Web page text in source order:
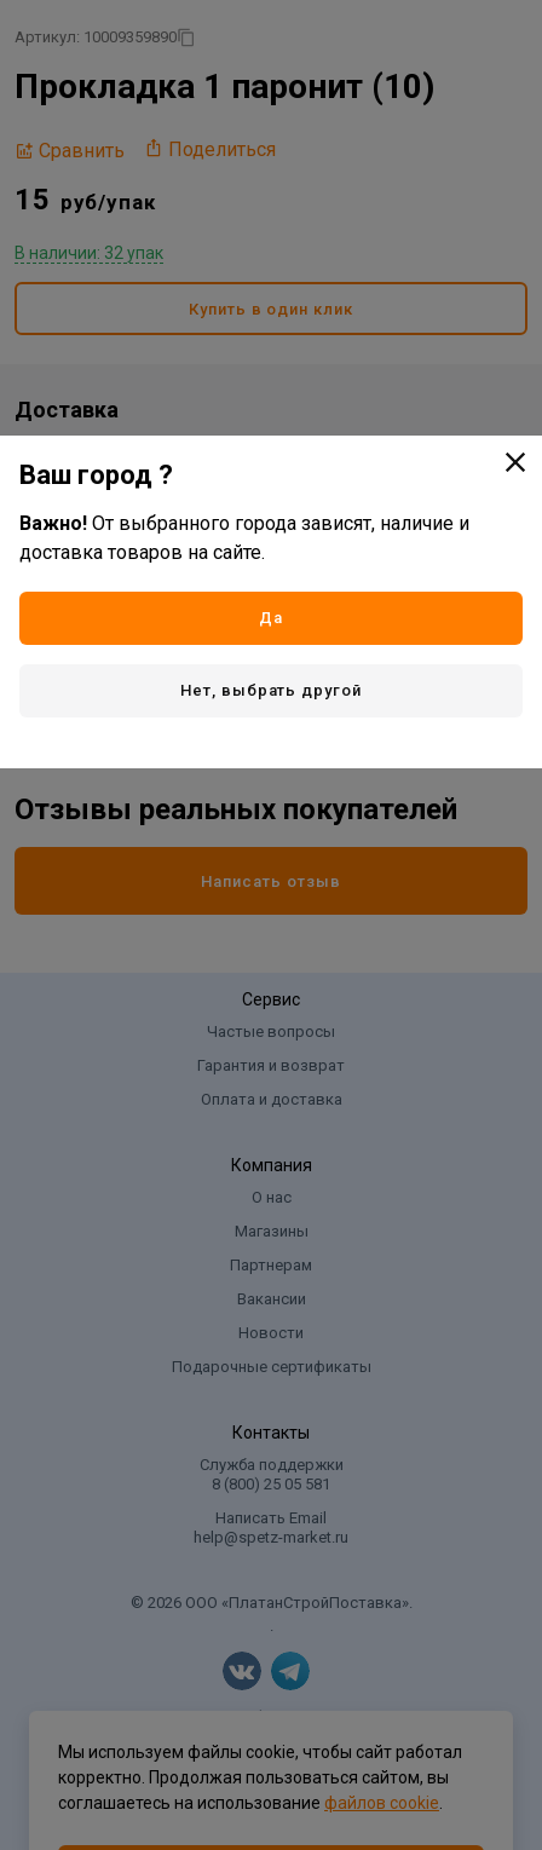
Артикул: 10009359890
Прокладка 1 паронит (10)
Сравнить Поделиться
15 руб/упак
В наличии: 32 упак
Купить в один клик
Доставка
оформлении заказа.
Характеристики
Отзывы реальных покупателей
Написать отзыв
Сервис
Частые вопросы
Гарантия и возврат
Оплата и доставка
Компания
О нас
Магазины
Партнерам
Вакансии
Новости
Подарочные сертификаты
Контакты
Служба поддержки
8 (800) 25 05 581
Написать Email
help@spetz-market.ru
© 2026 ООО «ПлатанСтройПоставка».
.
Политика конфиденциальности
Ваш город ?
Важно! От выбранного города зависят, наличие и
доставка товаров на сайте.
Да
Нет, выбрать другой
Мы используем файлы cookie, чтобы сайт работал
корректно. Продолжая пользоваться сайтом, вы
соглашаетесь на использование файлов cookie